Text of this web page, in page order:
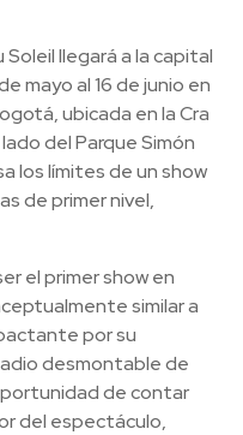
Soleil llegará a la capital
mayo al 16 de junio en
ubicada en la Cra
del Parque Simón
los límites de un show
de primer nivel,
el primer show en
similar a
por su
desmontable de
de contar
del espectáculo,